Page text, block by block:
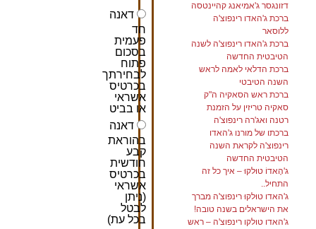
דזונגסר ג'אמיאנג קהיינטסה
ברכת ג'האדו רינפוצ'ה
ללוסאר
ברכת ג'האדו רינפוצ'ה לשנה
הטיבטית החדשה
ברכת הדלאי לאמה לראש
השנה הטיבטי
ברכת ראש הסאקיה ה"ק
סאקיה טריזין על הזמנת
רטנה ואג'רה רינפוצ'ה
ברכתו של מורנו ג'האדו
רינפוצ'ה לקראת השנה
הטיבטית החדשה
ג'הָאדוֹ טוּלקוּ – איך כל זה
התחיל..
ג'האדו טוּלקוּ רינפוצ'ה מברך
את הישראלים בשנה טובה!
ג'האדו טולקו רינפוצ'ה – ראש
דאנה
חד
פעמית
בסכום
פתוח
לבחירתך
בכרטיס
אשראי
או בביט
דאנה
בהוראת
קבע
חודשית
בכרטיס
אשראי
(ניתן
לבטל
בכל עת)